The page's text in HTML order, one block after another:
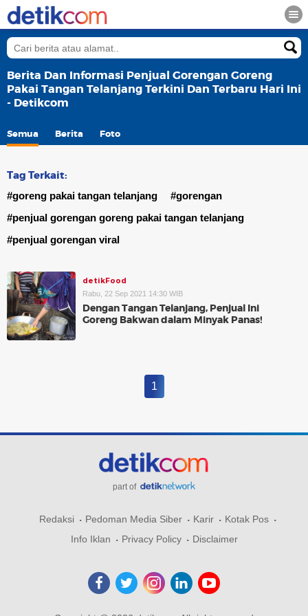
Berita Dan Informasi Penjual Gorengan Goreng
Pakai Tangan Telanjang Terkini Dan Terbaru Hari Ini
- Detikcom
Semua Berita Foto
Tag Terkait:
#goreng pakai tangan telanjang
#gorengan
#penjual gorengan goreng pakai tangan telanjang
#penjual gorengan viral
detikFood
Rabu, 22 Sep 2021 14:30 WIB
Dengan Tangan Telanjang, Penjual Ini
Goreng Bakwan dalam Minyak Panas!
1
part of
Redaksi Pedoman Media Siber Karir
Kotak Pos
Info Iklan
Privacy Policy Disclaimer